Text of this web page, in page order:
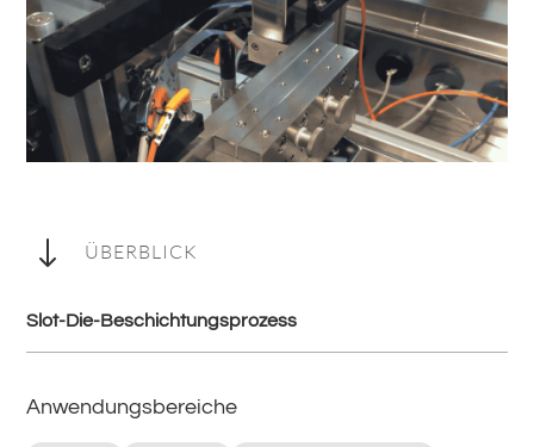
" ÜBERBLICK
Slot-Die-Beschichtungsprozess
Anwendungsbereiche